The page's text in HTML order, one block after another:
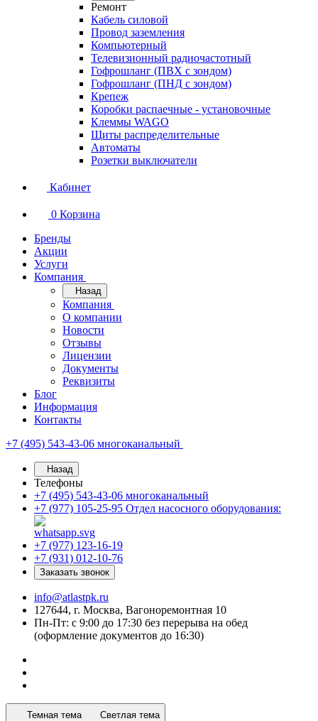
Ремонт
Кабель силовой
Провод заземления
Компьютерный
Телевизионный радиочастотный
Гофрошланг (ПВХ с зондом)
Гофрошланг (ПНД с зондом)
Крепеж
Коробки распаечные - установочные
Клеммы WAGO
Щиты распределительные
Автоматы
Розетки выключатели
Кабинет
0 Корзина
Бренды
Акции
Услуги
Компания
Назад
Компания
О компании
Новости
Отзывы
Лицензии
Документы
Реквизиты
Блог
Информация
Контакты
+7 (495) 543-43-06 многоканальный
Назад
Телефоны
+7 (495) 543-43-06 многоканальный
+7 (977) 105-25-95 Отдел насосного оборудования:
+7 (977) 123-16-19
+7 (931) 012-10-76
Заказать звонок
info@atlastpk.ru
127644, г. Москва, Вагоноремонтная 10
Пн-Пт: с 9:00 до 17:30 без перерыва на обед
(оформление документов до 16:30)
Темная тема Светлая тема